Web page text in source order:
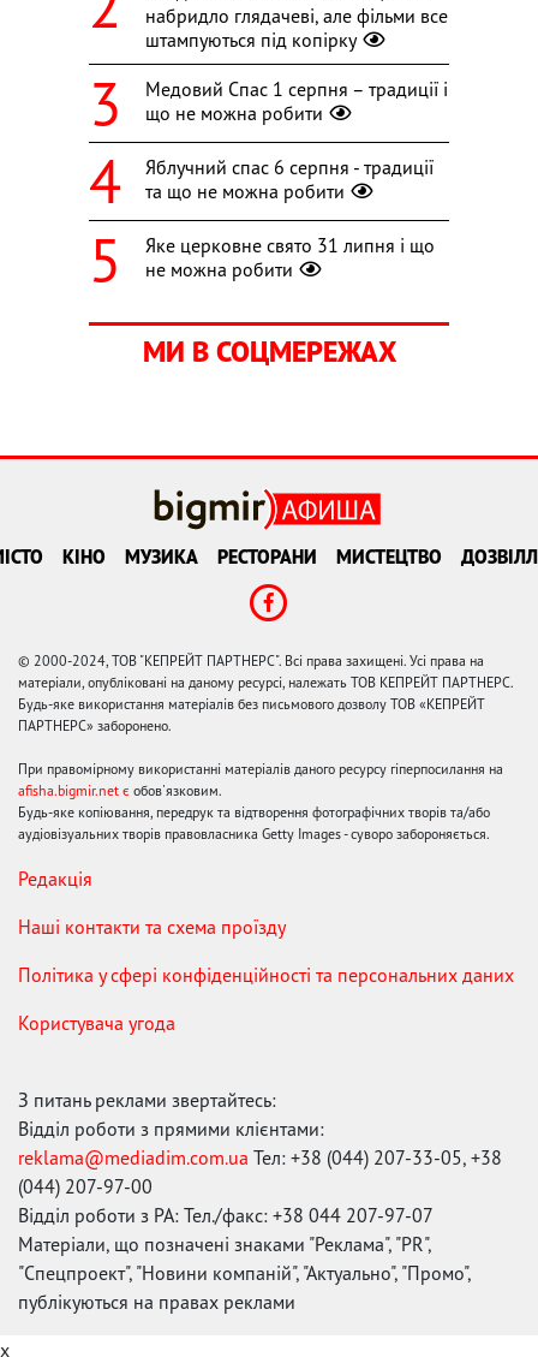
набридло глядачеві, але фільми все
штампуються під копірку
Медовий Спас 1 серпня – традиції і
що не можна робити
Яблучний спас 6 серпня - традиції
та що не можна робити
Яке церковне свято 31 липня і що
не можна робити
МИ В СОЦМЕРЕЖАХ
КІНО МУЗИКА РЕСТОРАНИ МИСТЕЦТВО
© 2000-2024, ТОВ "КЕПРЕЙТ ПАРТНЕРС". Всі права захищені. Усі права на
матеріали, опубліковані на даному ресурсі, належать ТОВ КЕПРЕЙТ ПАРТНЕРС.
Будь-яке використання матеріалів без письмового дозволу ТОВ «КЕПРЕЙТ
ПАРТНЕРС» заборонено.
При правомірному використанні матеріалів даного ресурсу гіперпосилання на
afisha.bigmir.net є обов'язковим.
Будь-яке копіювання, передрук та відтворення фотографічних творів та/або
аудіовізуальних творів правовласника Getty Images - суворо забороняється.
Редакція
Наші контакти та схема проїзду
Політика у сфері конфіденційності та персональних даних
Користувача угода
З питань реклами звертайтесь:
Відділ роботи з прямими клієнтами:
reklama@mediadim.com.ua Тел: +38 (044) 207-33-05, +38
(044) 207-97-00
Відділ роботи з РА: Тел./факс: +38 044 207-97-07
Матеріали, що позначені знаками "Реклама", "PR",
"Спецпроект", "Новини компаній", "Актуально", "Промо",
публікуються на правах реклами
x